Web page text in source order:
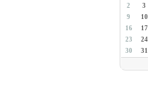
2
3
9
10
16
17
23
24
30
31